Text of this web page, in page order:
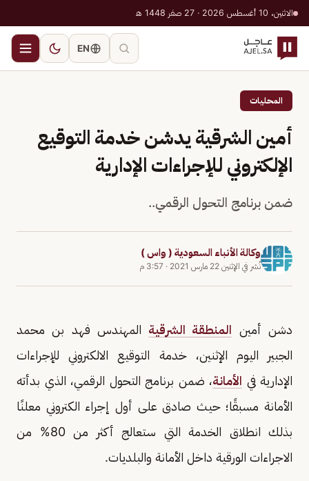
الاثنين، 10 أغسطس 2026 · 27 صفر 1448 هـ
EN
المحليات
أمين الشرقية يدشن خدمة التوقيع
الإلكتروني للإجراءات الإدارية
ضمن برنامج التحول الرقمي..
وكالة الأنباء السعودية ( واس )
نُشر في الإثنين 22 مارس 2021 · 3:57 م
دشن أمين المنطقة الشرقية المهندس فهد بن محمد
الجبير اليوم الإثنين، خدمة التوقيع الالكتروني للإجراءات
الإدارية في الأمانة، ضمن برنامج التحول الرقمي، الذي بدأته
الأمانة مسبقًا؛ حيث صادق على أول إجراء الكتروني معلنًا
بذلك انطلاق الخدمة التي ستعالج أكثر من 80% من
الاجراءات الورقية داخل الأمانة والبلديات.